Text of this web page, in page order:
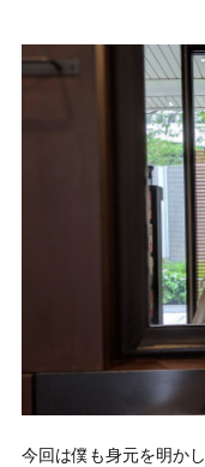
今回は僕も身元を明か